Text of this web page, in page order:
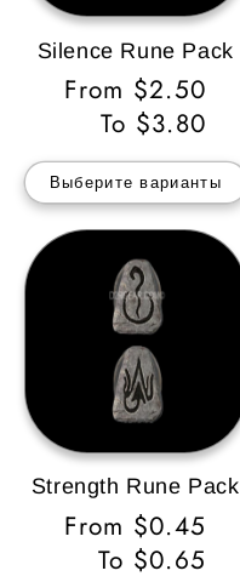
Silence Rune Pack
Обычная
цена
From $2.50
To $3.80
Выберите варианты
Strength Rune Pack
Обычная
цена
From $0.45
To $0.65